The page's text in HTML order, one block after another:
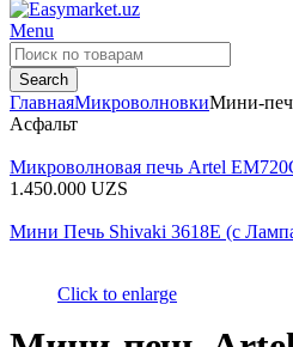
Menu
Search
ГлавнаяМикроволновкиМини-
Асфальт
Микроволновая печь Artel
1.450.000 UZS
Мини Печь Shivaki 3618E (с
Click to enlarge